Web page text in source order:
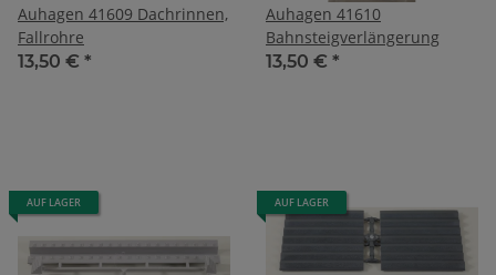
Auhagen 41609 Dachrinnen,
Fallrohre
13,50 € *
Auhagen 41610
Bahnsteigverlängerung
13,50 € *
AUF LAGER AUF LAGER